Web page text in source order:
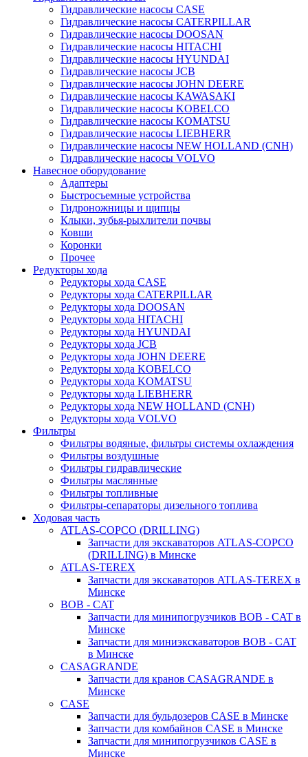
Гидравлические насосы CASE
Гидравлические насосы CATERPILLAR
Гидравлические насосы DOOSAN
Гидравлические насосы HITACHI
Гидравлические насосы HYUNDAI
Гидравлические насосы JCB
Гидравлические насосы JOHN DEERE
Гидравлические насосы KAWASAKI
Гидравлические насосы KOBELCO
Гидравлические насосы KOMATSU
Гидравлические насосы LIEBHERR
Гидравлические насосы NEW HOLLAND (CNH)
Гидравлические насосы VOLVO
Навесное оборудование
Адаптеры
Быстросъемные устройства
Гидроножницы и щипцы
Клыки, зубья-рыхлители почвы
Ковши
Коронки
Прочее
Редукторы хода
Редукторы хода CASE
Редукторы хода CATERPILLAR
Редукторы хода DOOSAN
Редукторы хода HITACHI
Редукторы хода HYUNDAI
Редукторы хода JCB
Редукторы хода JOHN DEERE
Редукторы хода KOBELCO
Редукторы хода KOMATSU
Редукторы хода LIEBHERR
Редукторы хода NEW HOLLAND (CNH)
Редукторы хода VOLVO
Фильтры
Фильтры водяные, фильтры системы охлаждения
Фильтры воздушные
Фильтры гидравлические
Фильтры маслянные
Фильтры топливные
Фильтры-сепараторы дизельного топлива
Ходовая часть
ATLAS-COPCO (DRILLING)
Запчасти для экскаваторов ATLAS-COPCO
(DRILLING) в Минске
ATLAS-TEREX
Запчасти для экскаваторов ATLAS-TEREX в
Минске
BOB - CAT
Запчасти для минипогрузчиков BOB - CAT в
Минске
Запчасти для миниэкскаваторов BOB - CAT
в Минске
CASAGRANDE
Запчасти для кранов CASAGRANDE в
Минске
CASE
Запчасти для бульдозеров CASE в Минске
Запчасти для комбайнов CASE в Минске
Запчасти для минипогрузчиков CASE в
Минске